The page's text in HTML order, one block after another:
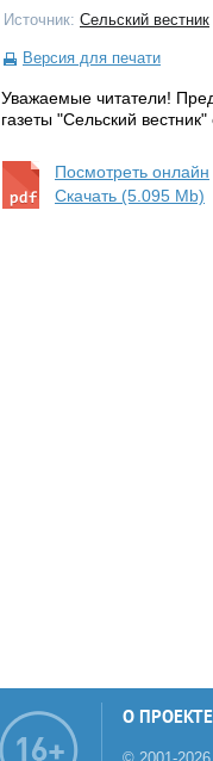
Источник: Сельский вестник
Версия для печати
Уважаемые читатели!
газеты "Сельский
Посмотреть онлайн
Скачать (5.095 Mb)
О ПРОЕКТЕ